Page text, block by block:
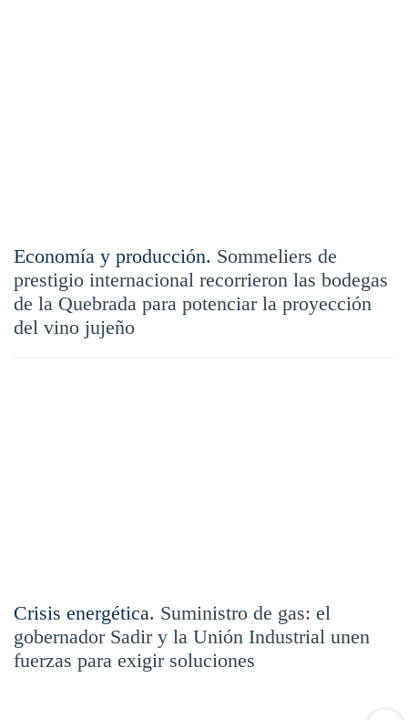
Economía y producción. Sommeliers de
prestigio internacional recorrieron las bodegas
de la Quebrada para potenciar la proyección
del vino jujeño
Crisis energética. Suministro de gas: el
gobernador Sadir y la Unión Industrial unen
fuerzas para exigir soluciones